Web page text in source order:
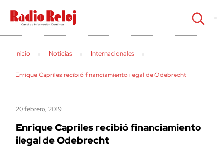
cerrar
Inicio Noticias Internacionales
Enrique Capriles recibió financiamiento ilegal de Odebrecht
20 febrero, 2019
Enrique Capriles recibió financiamiento
ilegal de Odebrecht